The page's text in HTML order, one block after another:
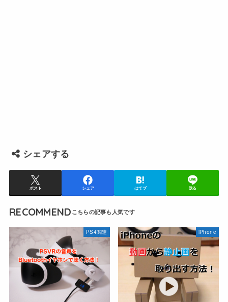
シェアする
ポスト シェア はてブ 送る
RECOMMEND
PS4関連 iPhone